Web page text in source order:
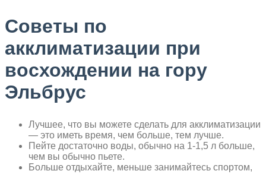
Советы по
акклиматизации при
восхождении на гору
Эльбрус
Лучшее, что вы можете сделать для акклиматизации
— это иметь время, чем больше, тем лучше.
Пейте достаточно воды, обычно на 1-1,5 л больше,
чем вы обычно пьете.
Больше отдыхайте, меньше занимайтесь спортом,